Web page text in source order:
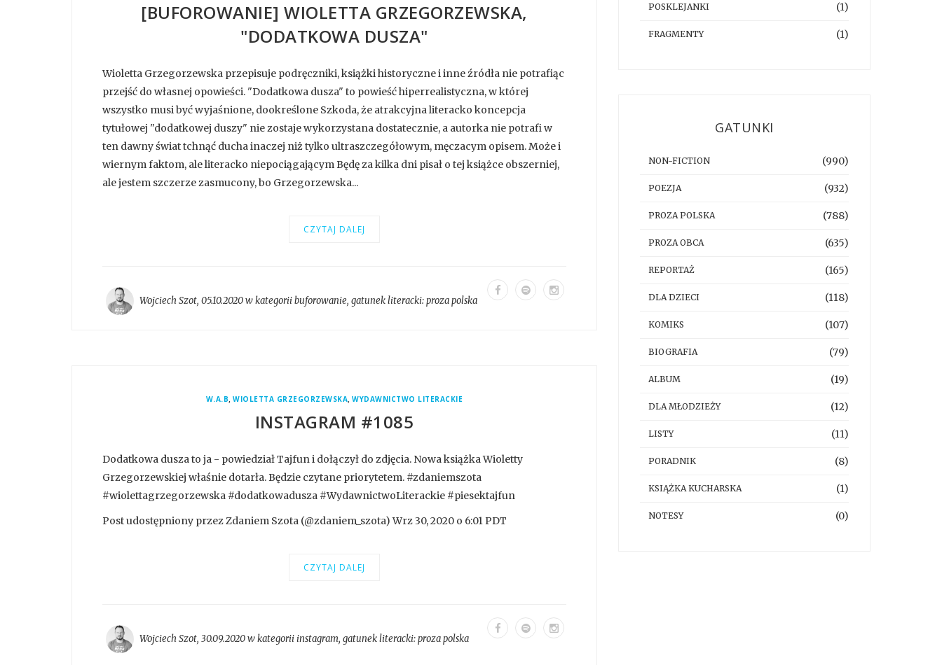
[BUFOROWANIE] WIOLETTA GRZEGORZEWSKA,
"DODATKOWA DUSZA"
Wioletta Grzegorzewska przepisuje podręczniki, książki historyczne i inne źródła nie potrafiąc
przejść do własnej opowieści. "Dodatkowa dusza" to powieść hiperrealistyczna, w której
wszystko musi być wyjaśnione, dookreślone Szkoda, że atrakcyjna literacko koncepcja
tytułowej "dodatkowej duszy" nie zostaje wykorzystana dostatecznie, a autorka nie potrafi w
ten dawny świat tchnąć ducha inaczej niż tylko ultraszczegółowym, męczacym opisem. Może i
wiernym faktom, ale literacko niepociągającym Będę za kilka dni pisał o tej książce obszerniej,
ale jestem szczerze zasmucony, bo Grzegorzewska...
CZYTAJ DALEJ
Wojciech Szot, 05.10.2020 w kategoriibuforowanie, gatunek literacki:proza polska
W.A.B,WIOLETTA GRZEGORZEWSKA,WYDAWNICTWO LITERACKIE
INSTAGRAM #1085
Dodatkowa dusza to ja - powiedział Tajfun i dołączył do zdjęcia. Nowa książka Wioletty
Grzegorzewskiej właśnie dotarła. Będzie czytane priorytetem. #zdaniemszota
#wiolettagrzegorzewska #dodatkowadusza #WydawnictwoLiterackie #piesektajfun
Post udostępniony przez Zdaniem Szota (@zdaniem_szota) Wrz 30, 2020 o 6:01 PDT
CZYTAJ DALEJ
Wojciech Szot, 30.09.2020 w kategoriiinstagram, gatunek literacki:proza polska
POSKLEJANKI (1)
FRAGMENTY (1)
GATUNKI
NON-FICTION (990)
POEZJA (932)
PROZA POLSKA (788)
PROZA OBCA (635)
REPORTAŻ (165)
DLA DZIECI (118)
KOMIKS (107)
BIOGRAFIA (79)
ALBUM (19)
DLA MŁODZIEŻY (12)
LISTY (11)
PORADNIK (8)
KSIĄŻKA KUCHARSKA (1)
NOTESY (0)